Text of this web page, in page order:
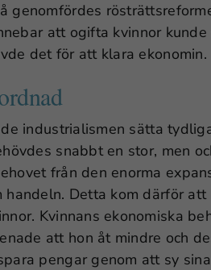
genomfördes
att ogifta kvinnor
det för att klara ekonomin.
industrialismen sätta
snabbt en stor, men
från den enorma
handeln. Detta kom därför
Kvinnans ekonomiska
att hon åt mindre och
pengar genom att sy